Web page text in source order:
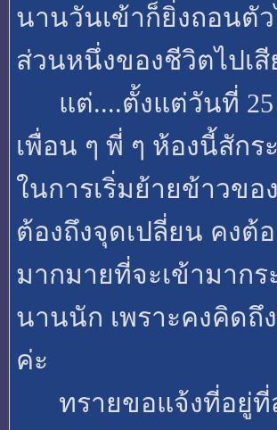
นานวันเข้าก็ยิ่งถอนตั
ส่วนหนึ่งของชีวิตไปเ
แต่....ตั้งแต่วันที่ 25
เพื่อน ๆ พี่ ๆ ห้องนี้สัก
ในการเริ่มย้ายข้าวข
ต้องถึงจุดเปลี่ยน คงต้
มากมายที่จะเข้ามาก
นานนัก เพราะคงคิดถึ
ค่ะ
ทรายขอแจ้งที่อยู่ที่